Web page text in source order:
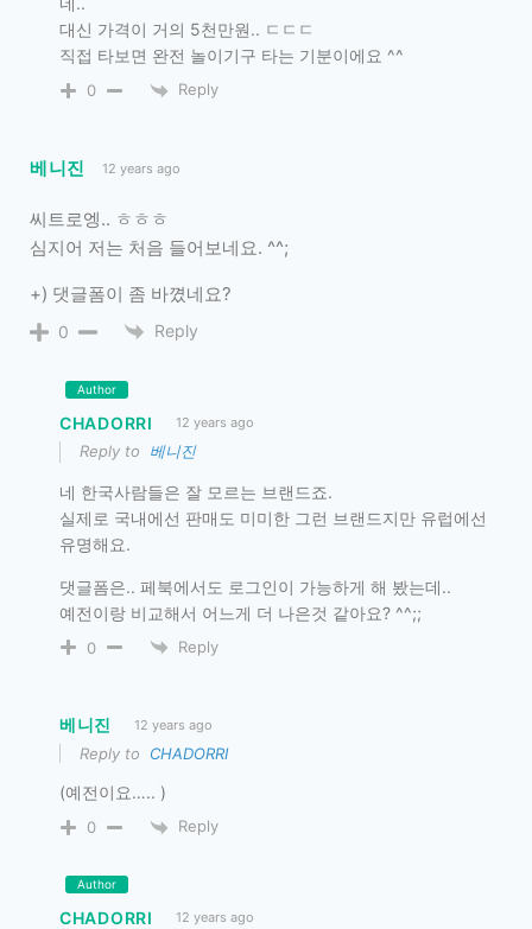
대신 가격이 거의 5천만원.. ㄷㄷㄷ
직접 타보면 완전 놀이기구 타는 기분이에요 ^^
0 Reply
베니진 12 years ago
씨트로엥.. ㅎㅎㅎ
심지어 저는 처음 들어보네요. ^^;
+) 댓글폼이 좀 바꼈네요?
0 Reply
Author
CHADORRI 12 years ago
Reply to 베니진
네 한국사람들은 잘 모르는 브랜드죠.
실제로 국내에선 판매도 미미한 그런 브랜드지만 유럽에선
유명해요.
댓글폼은.. 페북에서도 로그인이 가능하게 해 봤는데..
예전이랑 비교해서 어느게 더 나은것 같아요? ^^;;
0 Reply
베니진 12 years ago
Reply to CHADORRI
(예전이요….. )
0 Reply
Author
CHADORRI 12 years ago